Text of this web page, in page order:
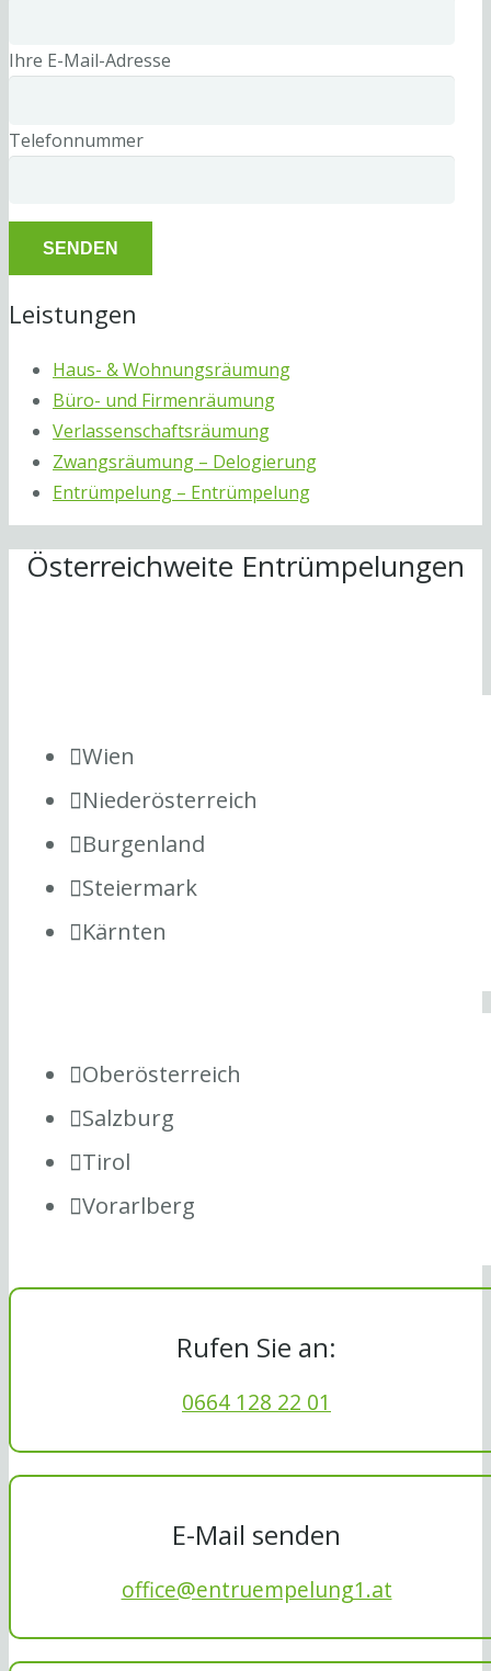
Ihre E-Mail-Adresse
Telefonnummer
Leistungen
Haus- & Wohnungsräumung
Büro- und Firmenräumung
Verlassenschaftsräumung
Zwangsräumung – Delogierung
Entrümpelung – Entrümpelung
Österreichweite Entrümpelungen
Wien
Niederösterreich
Burgenland
Steiermark
Kärnten
Oberösterreich
Salzburg
Tirol
Vorarlberg
Rufen Sie an:
0664 128 22 01
E-Mail senden
office@entruempelung1.at